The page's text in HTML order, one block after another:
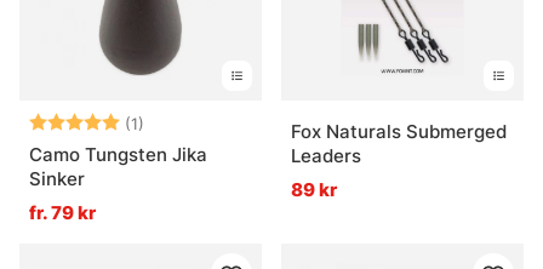
Betyg: (1)
5.0 utav 5 stjärnor
Camo Tungsten Jika
Sinker
fr. 79 kr
Fox Naturals Submerged
Leaders
89 kr